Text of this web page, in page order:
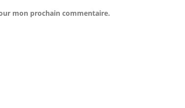
mon prochain commentaire.